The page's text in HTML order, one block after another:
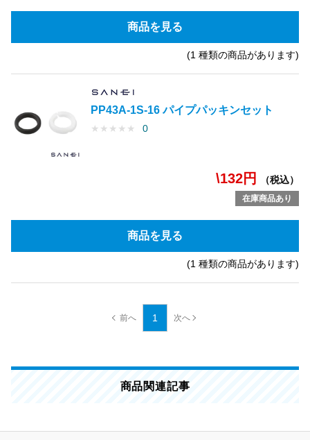
商品を見る
(1 種類の商品があります)
PP43A-1S-16 パイプパッキンセット
★ ★ ★ ★ ★ 0
\132円 （税込）
在庫商品あり
商品を見る
(1 種類の商品があります)
1
商品関連記事